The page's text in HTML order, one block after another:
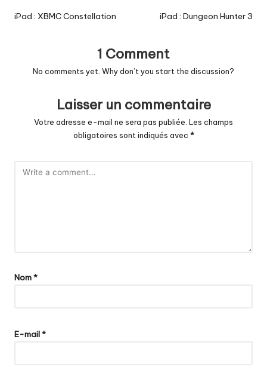
navigation
iPad : XBMC Constellation
iPad : Dungeon Hunter 3
1 Comment
No comments yet. Why don’t you start the discussion?
Laisser un commentaire
Votre adresse e-mail ne sera pas publiée. Les champs
obligatoires sont indiqués avec *
Nom*
E-mail*